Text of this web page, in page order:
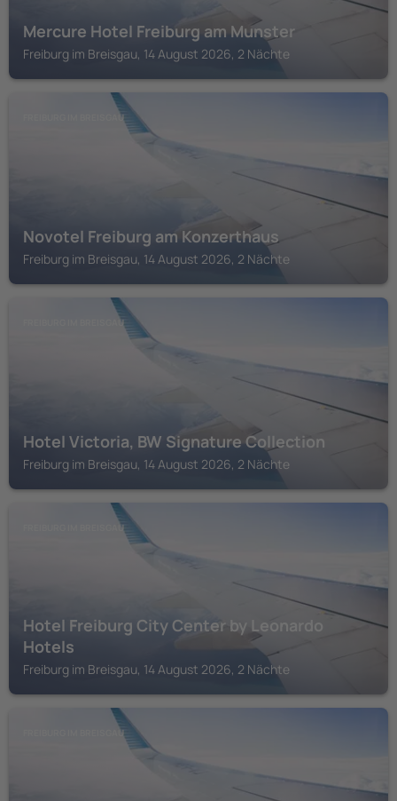
Mercure Hotel Freiburg am Munster
Freiburg im Breisgau, 14 August 2026, 2 Nächte
FREIBURG IM BREISGAU
Novotel Freiburg am Konzerthaus
Freiburg im Breisgau, 14 August 2026, 2 Nächte
FREIBURG IM BREISGAU
Hotel Victoria, BW Signature Collection
Freiburg im Breisgau, 14 August 2026, 2 Nächte
FREIBURG IM BREISGAU
Hotel Freiburg City Center by Leonardo
Hotels
Freiburg im Breisgau, 14 August 2026, 2 Nächte
FREIBURG IM BREISGAU